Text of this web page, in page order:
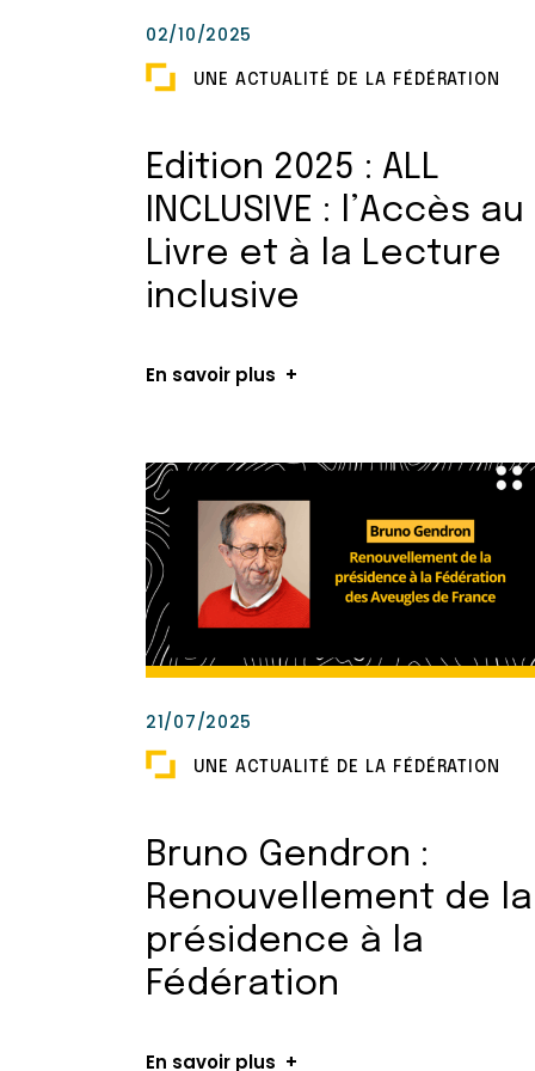
Edition 2025 : ALL
INCLUSIVE : l’Accès au
Livre et à la Lecture
inclusive
02/10/2025
UNE ACTUALITÉ DE LA FÉDÉRATION
En savoir plus
Bruno Gendron :
Renouvellement de la
présidence à la
Fédération
21/07/2025
UNE ACTUALITÉ DE LA FÉDÉRATION
En savoir plus